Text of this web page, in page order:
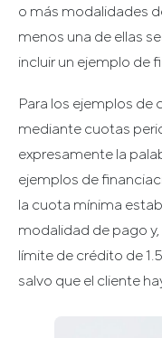
o más modalidades
menos una de ellas
incluir un ejemplo de
Para los ejemplos
mediante cuotas
expresamente la
ejemplos de
la cuota mínima
modalidad de pago y,
límite de crédito de
salvo que el cliente